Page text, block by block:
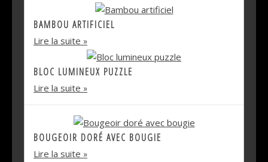
BAMBOU ARTIFICIEL
Lire la suite
BLOC LUMINEUX PUZZLE
Lire la suite
BOUGEOIR DORÉ AVEC BOUGIE
Lire la suite